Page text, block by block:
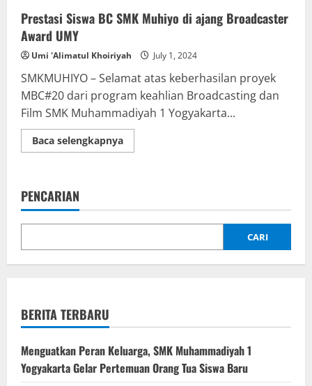
Prestasi Siswa BC SMK Muhiyo di ajang Broadcaster
Award UMY
Umi 'Alimatul Khoiriyah July 1, 2024
SMKMUHIYO – Selamat atas keberhasilan proyek
MBC#20 dari program keahlian Broadcasting dan
Film SMK Muhammadiyah 1 Yogyakarta...
Baca selengkapnyaRead
more
Muhiyo
ajang
Award
PENCARIAN
CARI
BERITA TERBARU
Menguatkan Peran Keluarga, SMK Muhammadiyah 1
Yogyakarta Gelar Pertemuan Orang Tua Siswa Baru